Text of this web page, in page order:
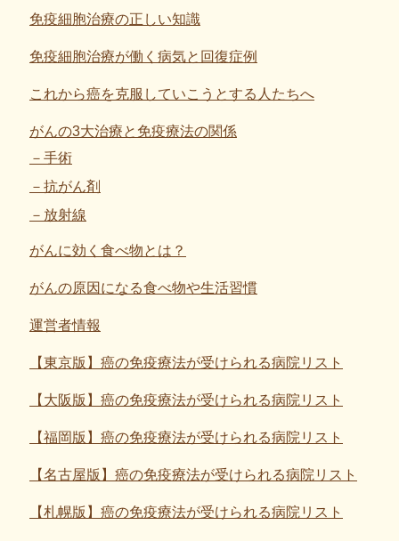
免疫細胞治療の正しい知識
免疫細胞治療が働く病気と回復症例
これから癌を克服していこうとする人たちへ
がんの3大治療と免疫療法の関係
手術
抗がん剤
放射線
がんに効く食べ物とは？
がんの原因になる食べ物や生活習慣
運営者情報
【東京版】癌の免疫療法が受けられる病院リスト
【大阪版】癌の免疫療法が受けられる病院リスト
【福岡版】癌の免疫療法が受けられる病院リスト
【名古屋版】癌の免疫療法が受けられる病院リスト
【札幌版】癌の免疫療法が受けられる病院リスト